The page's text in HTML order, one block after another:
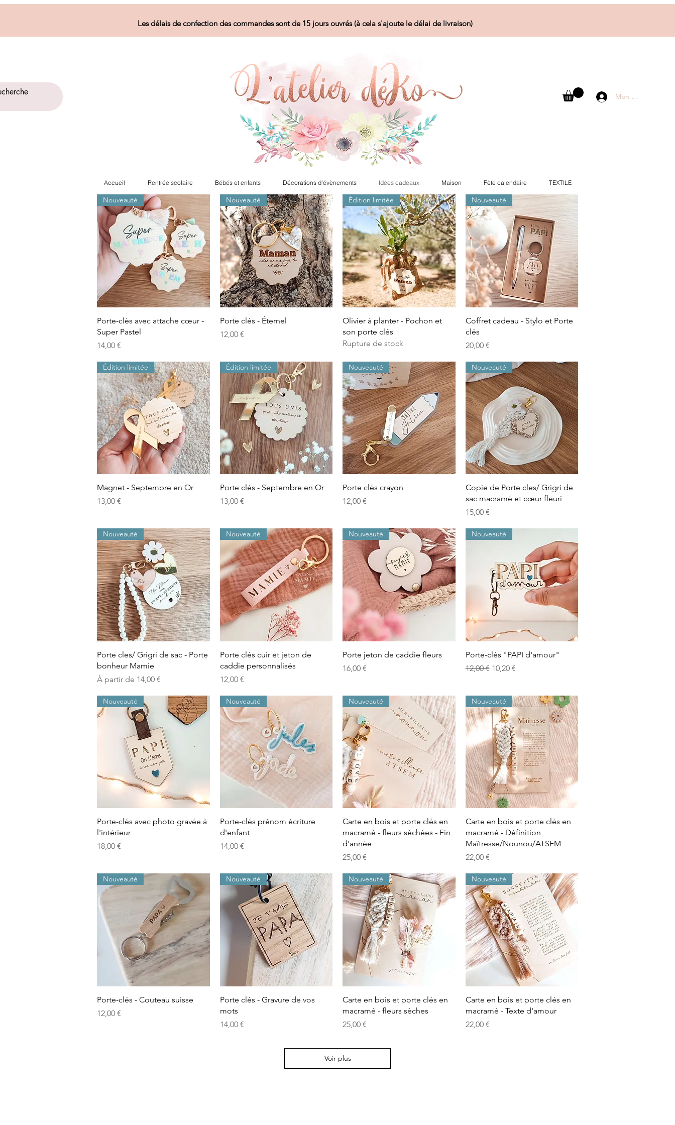
Les délais de confection des commandes sont de 15 jours ouvrés (à cela s'ajoute le délai de livraison)
Accueil Rentrée scolaire Bébés et enfants Décorations d'évènements Idées cadeaux Maison Fête calendaire TEXTILE
Mon compte
Aperçu rapide
Nouveauté
Porte-clès avec attache cœur -
Super Pastel
Prix
14,00 €
Aperçu rapide
Nouveauté
Porte clés - Éternel
Prix
12,00 €
Aperçu rapide
Édition limitée
Olivier à planter - Pochon et
son porte clés
Rupture de stock
Aperçu rapide
Nouveauté
Coffret cadeau - Stylo et Porte
clés
Prix
20,00 €
Aperçu rapide
Édition limitée
Magnet - Septembre en Or
Prix
13,00 €
Aperçu rapide
Édition limitée
Porte clés - Septembre en Or
Prix
13,00 €
Aperçu rapide
Nouveauté
Porte clés crayon
Prix
12,00 €
Aperçu rapide
Nouveauté
Copie de Porte cles/ Grigri de
sac macramé et cœur fleuri
Prix
15,00 €
Aperçu rapide
Nouveauté
Porte cles/ Grigri de sac - Porte
bonheur Mamie
À partir de 14,00 €
Prix promotionnel
Aperçu rapide
Nouveauté
Porte clés cuir et jeton de
caddie personnalisés
Prix
12,00 €
Aperçu rapide
Nouveauté
Porte jeton de caddie fleurs
Prix
16,00 €
Aperçu rapide
Nouveauté
Porte-clés "PAPI d'amour"
Prix original
12,00 € Prix promotionnel
10,20 €
Aperçu rapide
Nouveauté
Porte-clés avec photo gravée à
l'intérieur
Prix
18,00 €
Aperçu rapide
Nouveauté
Porte-clés prénom écriture
d'enfant
Prix
14,00 €
Aperçu rapide
Nouveauté
Carte en bois et porte clés en
macramé - fleurs séchées - Fin
d'année
Prix
25,00 €
Aperçu rapide
Nouveauté
Carte en bois et porte clés en
macramé - Définition
Maîtresse/Nounou/ATSEM
Prix
22,00 €
Aperçu rapide
Nouveauté
Porte-clés - Couteau suisse
Prix
12,00 €
Aperçu rapide
Nouveauté
Porte clés - Gravure de vos
mots
Prix
14,00 €
Aperçu rapide
Nouveauté
Carte en bois et porte clés en
macramé - fleurs sèches
Prix
25,00 €
Aperçu rapide
Nouveauté
Carte en bois et porte clés en
macramé - Texte d'amour
Prix
22,00 €
Voir plus